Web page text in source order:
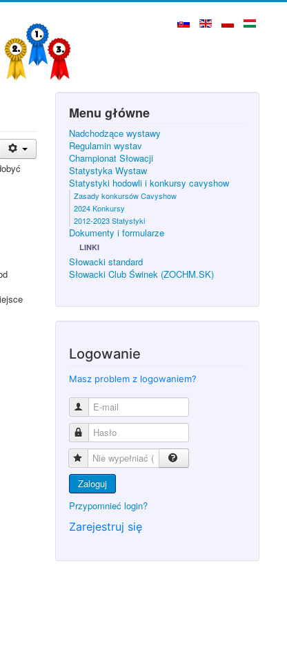
Menu główne
Nadchodzące wystawy
Regulamin wystav
Championat Słowacji
Statystyka Wystaw
Statystyki hodowli i konkursy cavyshow
Zasady konkursów Cavyshow
2024 Konkursy
2012-2023 Statystyki
Dokumenty i formularze
LINKI
Słowacki standard
Słowacki Club Świnek (ZOCHM.SK)
Logowanie
Masz problem z logowaniem?
Zaloguj
Przypomnieć login?
Zarejestruj się